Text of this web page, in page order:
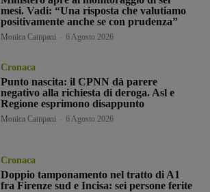
mesi. Vadi: “Una risposta che valutiamo
positivamente anche se con prudenza”
Monica Campani 6 Agosto 2026
Cronaca
Punto nascita: il CPNN dà parere
negativo alla richiesta di deroga. Asl e
Regione esprimono disappunto
Monica Campani 6 Agosto 2026
Cronaca
Doppio tamponamento nel tratto di A1
fra Firenze sud e Incisa: sei persone ferite